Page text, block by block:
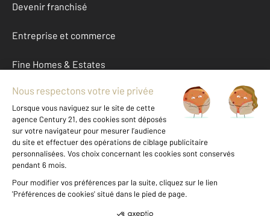
Devenir franchisé
Entreprise et commerce
Fine Homes & Estates
À propos
International
Nous contacter